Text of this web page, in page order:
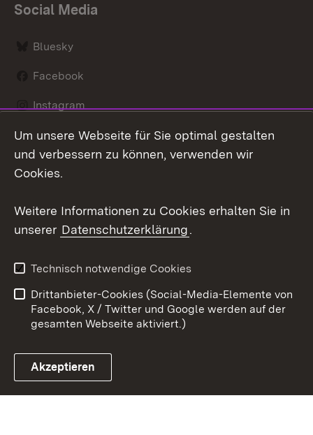
Social Media
Bluesky
Facebook
Instagram
LinkedIn
Link zum Landesportal
Datenschutz
Barrierefreiheit
Impressum
Cookies
Um unsere Webseite für Sie optimal gestalten
und verbessern zu können, verwenden wir
Cookies.
Weitere Informationen zu Cookies erhalten Sie in
unserer Datenschutzerklärung.
Technisch notwendige Cookies
Drittanbieter-Cookies (Social-Media-Elemente von
Facebook, X / Twitter und Google werden auf der
gesamten Webseite aktiviert.)
Akzeptieren